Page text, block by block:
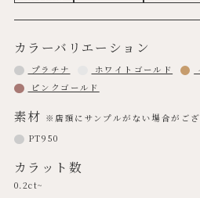
カラーバリエーション
プラチナ ホワイトゴールド
ピンクゴールド
素材 ※店頭にサンプルがない場合がござ
PT950
カラット数
0.2ct~